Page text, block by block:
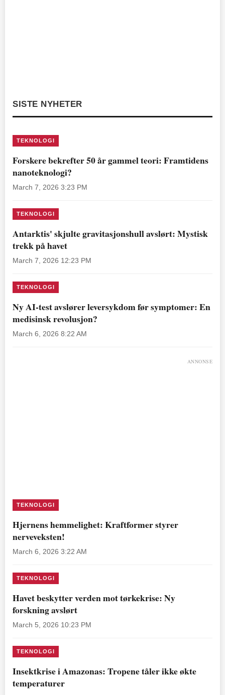
SISTE NYHETER
TEKNOLOGI
Forskere bekrefter 50 år gammel teori: Framtidens
nanoteknologi?
March 7, 2026 3:23 PM
TEKNOLOGI
Antarktis' skjulte gravitasjonshull avslørt: Mystisk
trekk på havet
March 7, 2026 12:23 PM
TEKNOLOGI
Ny AI-test avslører leversykdom før symptomer: En
medisinsk revolusjon?
March 6, 2026 8:22 AM
ANNONSE
TEKNOLOGI
Hjernens hemmelighet: Kraftformer styrer
nerveveksten!
March 6, 2026 3:22 AM
TEKNOLOGI
Havet beskytter verden mot tørkekrise: Ny
forskning avslørt
March 5, 2026 10:23 PM
TEKNOLOGI
Insektkrise i Amazonas: Tropene tåler ikke økte
temperaturer